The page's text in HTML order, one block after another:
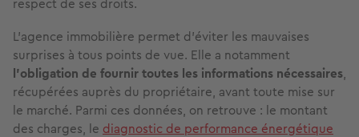
L’agence immobilière permet d’éviter les mauvaises
surprises à tous points de vue. Elle a notamment
l’obligation de fournir toutes les informations nécessaires,
récupérées auprès du propriétaire, avant toute mise sur
le marché. Parmi ces données, on retrouve : le montant
des charges, le diagnostic de performance énergétique